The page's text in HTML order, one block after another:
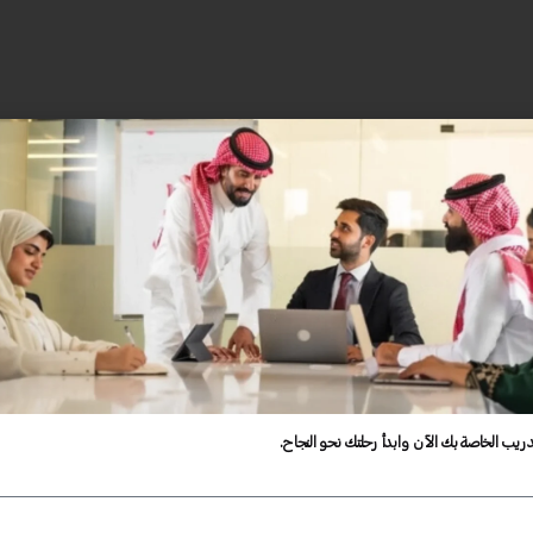
الخاصة بك الآن وابدأ رحلتك نحو النجاح.